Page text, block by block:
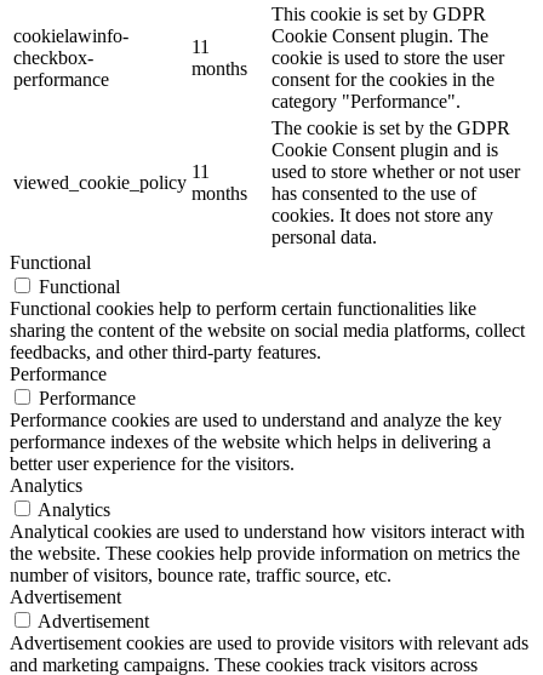
cookielawinfo-
checkbox-
performance
11
months
This cookie is set by GDPR
Cookie Consent plugin. The
cookie is used to store the user
consent for the cookies in the
category "Performance".
viewed_cookie_policy
11
months
The cookie is set by the GDPR
Cookie Consent plugin and is
used to store whether or not user
has consented to the use of
cookies. It does not store any
personal data.
Functional
Functional
Functional cookies help to perform certain functionalities like
sharing the content of the website on social media platforms, collect
feedbacks, and other third-party features.
Performance
Performance
Performance cookies are used to understand and analyze the key
performance indexes of the website which helps in delivering a
better user experience for the visitors.
Analytics
Analytics
Analytical cookies are used to understand how visitors interact with
the website. These cookies help provide information on metrics the
number of visitors, bounce rate, traffic source, etc.
Advertisement
Advertisement
Advertisement cookies are used to provide visitors with relevant ads
and marketing campaigns. These cookies track visitors across